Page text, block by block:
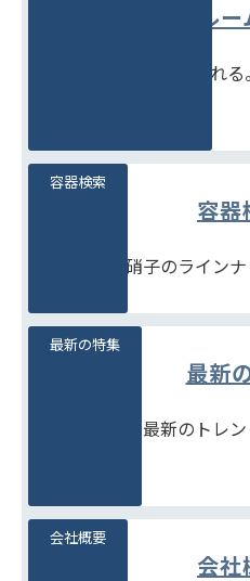
ショール
見て、触れて、比べられ
容器
豊富な石堂硝子のライン
容器検索
最新
季節商品や、最新のトレ
最新の特集
会社
会社概要